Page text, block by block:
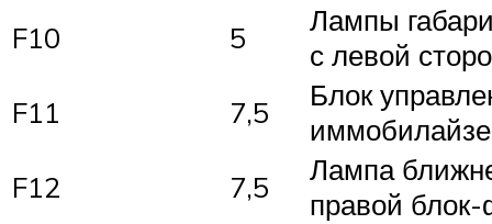
F10
5
Лампы
с левой
F11
7,5
Блок
F12
7,5
Лампа
правой